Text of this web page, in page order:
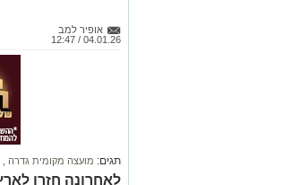
אופיר למב
04.01.26 / 12:47
תגים: מועצה מקומית גדרה